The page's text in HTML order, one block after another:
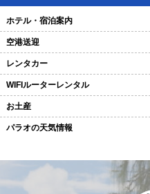
ホテル・宿泊案内
空港送迎
レンタカー
WIFIルーターレンタル
お土産
パラオの天気情報